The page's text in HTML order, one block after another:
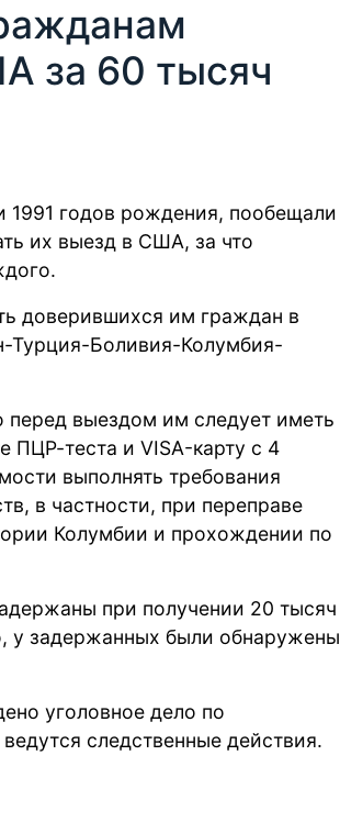
за 60 тысяч
1991 годов рождения, пообещали
их выезд в США, за что
доверившихся им граждан в
Турция-Боливия-Колумбия-
выездом им следует иметь
ПЦР-теста и VISA-карту с 4
выполнять требования
в частности, при переправе
Колумбии и прохождении по
при получении 20 тысяч
у задержанных были обнаружены
уголовное дело по
следственные действия.